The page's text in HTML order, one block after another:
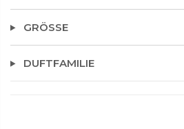
GRÖSSE
DUFTFAMILIE